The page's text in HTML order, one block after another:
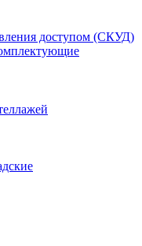
доступом (СКУД)